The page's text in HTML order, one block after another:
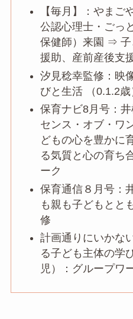
【毎月】：やまご
公認心理士・ごっ
保健師）来園 ⇒ 子
援助、産前産後支
汐見稔幸監修：映
びと生活 （0.1.2
保育ナビ8月号：
センス・オブ・ワ
どもの心を豊かに
る気質と心の育ち
ーク
保育通信８月号：
も親も子どもとと
修
計画通りにいかな
る子ども主体の学
児）：グループワ